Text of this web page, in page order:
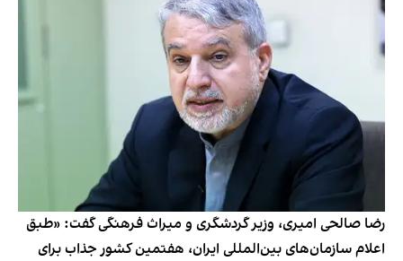
رضا صالحی امیری، وزیر گردشگری و میراث فرهنگی گفت: «طبق
اعلام سازمان‌های بین‌المللی ایران، هفتمین کشور جذاب برای